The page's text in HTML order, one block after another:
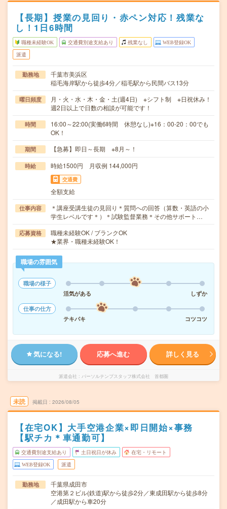
【長期】授業の見回り・赤ペン対応！残業な
し！1日6時間
職種未経験OK 交通費別途支給あり 残業なし WEB登録OK
派遣
勤務地
千葉市美浜区
稲毛海岸駅から徒歩4分／稲毛駅から民間バス13分
曜日頻度
月・火・水・木・金・土(週4日) ※シフト制 ※日祝休み！
週2日以上で日数の相談が可能です！
時間
16:00～22:00(実働6時間 休憩なし)※16：00-20：00でも
OK！
期間 【急募】即日～長期 ※8月～！
時給 時給1500円 月収例 144,000円
交通費
全額支給
仕事内容
＊講座受講生徒の見回り＊質問への回答（算数・英語の小
学生レベルです＊）＊試験監督業務＊その他サポート…
応募資格
職種未経験OK / ブランクOK
★業界・職種未経験OK！
職場の雰囲気
職場の様子
活気がある
しずか
仕事の仕方
テキパキ
コツコツ
気になる! 応募へ進む 詳しく見る
派遣会社 パーソルテンプスタッフ株式会社 首都圏
未読 掲載日 2026/08/05
【在宅OK】大手空港企業×即日開始×事務
【駅チカ＊車通勤可】
交通費別途支給あり 土日祝日が休み 在宅・リモート
WEB登録OK 派遣
勤務地
千葉県成田市
空港第２ビル(鉄道)駅から徒歩2分／東成田駅から徒歩8分
／成田駅から車20分